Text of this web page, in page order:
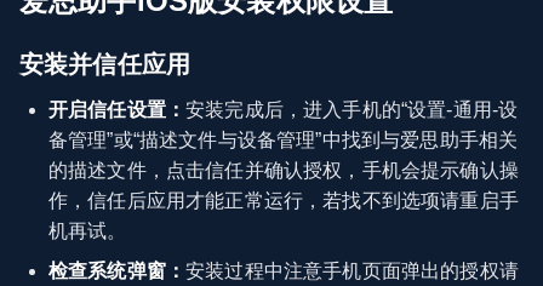
安装并信任应用
开启信任设置：安装完成后，进入手机的“设置-通用-设
备管理”或“描述文件与设备管理”中找到与爱思助手相关
的描述文件，点击信任并确认授权，手机会提示确认操
作，信任后应用才能正常运行，若找不到选项请重启手
机再试。
检查系统弹窗：安装过程中注意手机页面弹出的授权请